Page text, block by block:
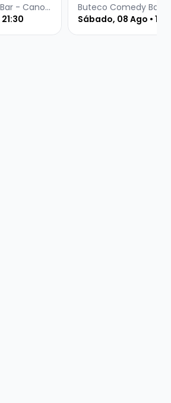
Buteco Comedy Bar - Canoas
Sábado, 08 Ago • 19